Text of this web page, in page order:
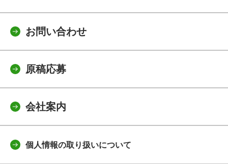
お問い合わせ
原稿応募
会社案内
個人情報の取り扱いについて